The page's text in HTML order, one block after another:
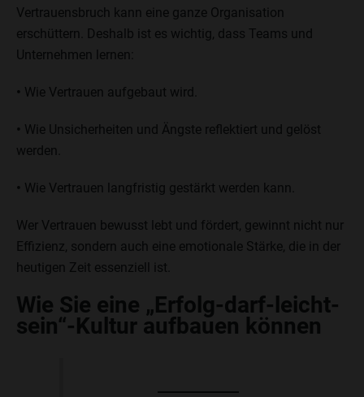
Vertrauensbruch kann eine ganze Organisation
erschüttern. Deshalb ist es wichtig, dass Teams und
Unternehmen lernen:
• Wie Vertrauen aufgebaut wird.
• Wie Unsicherheiten und Ängste reflektiert und gelöst
werden.
• Wie Vertrauen langfristig gestärkt werden kann.
Wer Vertrauen bewusst lebt und fördert, gewinnt nicht nur
Effizienz, sondern auch eine emotionale Stärke, die in der
heutigen Zeit essenziell ist.
Wie Sie eine „Erfolg-darf-leicht-
sein“-Kultur aufbauen können